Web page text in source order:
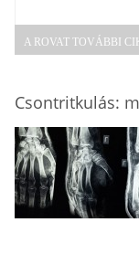
A ROVAT TOVÁBBI
Csontritkulás: